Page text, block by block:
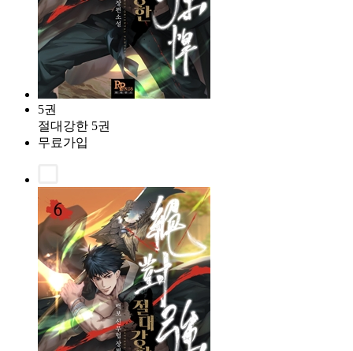
5권
절대강한 5권
무료가입